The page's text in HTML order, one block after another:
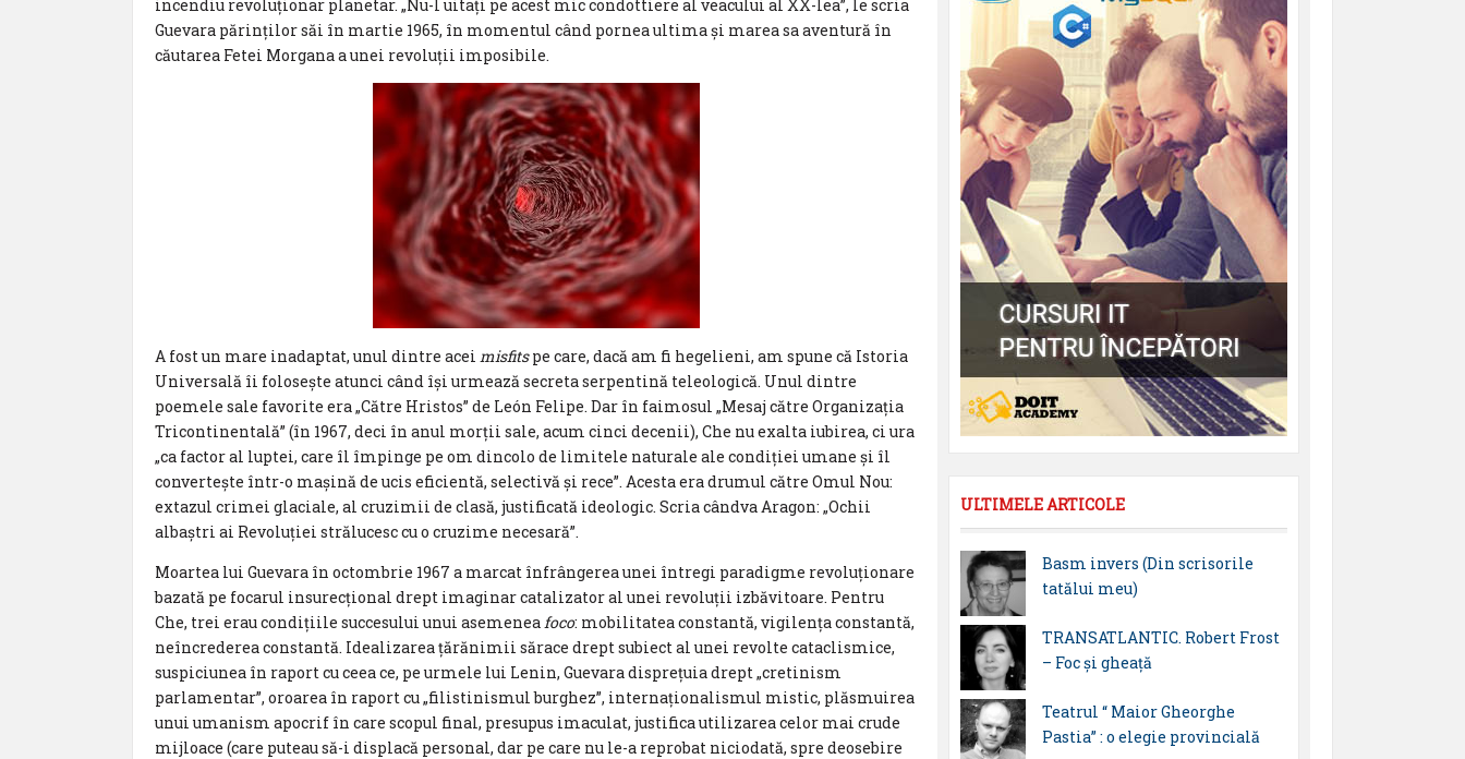
incendiu revoluționar planetar. „Nu-l uitați pe acest mic condottiere al veacului al XX-lea”, le scria
Guevara părinților săi în martie 1965, în momentul când pornea ultima și marea sa aventură în
căutarea Fetei Morgana a unei revoluții imposibile.
A fost un mare inadaptat, unul dintre acei misfitspe care, dacă am fi hegelieni, am spune că Istoria
Universală îi folosește atunci când își urmează secreta serpentină teleologică. Unul dintre
poemele sale favorite era „Către Hristos” de León Felipe. Dar în faimosul „Mesaj către Organizația
Tricontinentală” (în 1967, deci în anul morții sale, acum cinci decenii), Che nu exalta iubirea, ci ura
„ca factor al luptei, care îl împinge pe om dincolo de limitele naturale ale condiției umane și îl
convertește într-o mașină de ucis eficientă, selectivă și rece”. Acesta era drumul către Omul Nou:
extazul crimei glaciale, al cruzimii de clasă, justificată ideologic. Scria cândva Aragon: „Ochii
albaștri ai Revoluției strălucesc cu o cruzime necesară”.
Moartea lui Guevara în octombrie 1967 a marcat înfrângerea unei întregi paradigme revoluționare
bazată pe focarul insurecțional drept imaginar catalizator al unei revoluții izbăvitoare. Pentru
Che, trei erau condițiile succesului unui asemeneafoco: mobilitatea constantă, vigilența constantă,
neîncrederea constantă. Idealizarea țărănimii sărace drept subiect al unei revolte cataclismice,
suspiciunea în raport cu ceea ce, pe urmele lui Lenin, Guevara disprețuia drept „cretinism
parlamentar”, oroarea în raport cu „filistinismul burghez”, internaționalismul mistic, plăsmuirea
unui umanism apocrif în care scopul final, presupus imaculat, justifica utilizarea celor mai crude
mijloace (care puteau să-i displacă personal, dar pe care nu le-a reprobat niciodată, spre deosebire
ULTIMELE ARTICOLE
Basm invers (Din scrisorile
tatălui meu)
TRANSATLANTIC. Robert Frost
– Foc și gheață
Teatrul “ Maior Gheorghe
Pastia” : o elegie provincială